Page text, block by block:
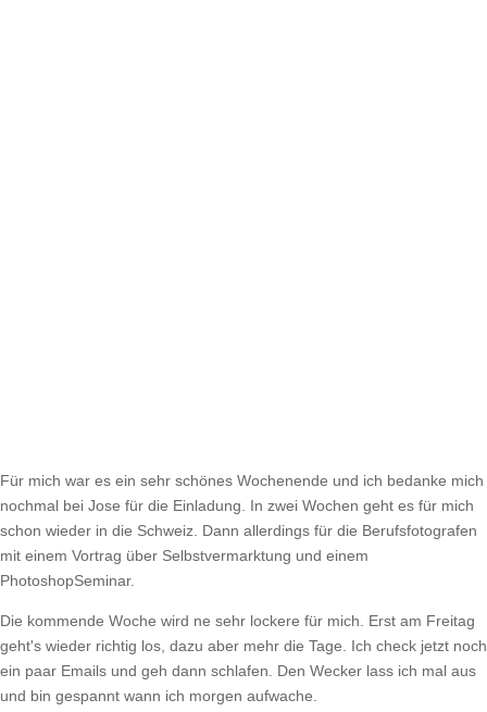
Für mich war es ein sehr schönes Wochenende und ich bedanke mich
nochmal bei Jose für die Einladung. In zwei Wochen geht es für mich
schon wieder in die Schweiz. Dann allerdings für die Berufsfotografen
mit einem Vortrag über Selbstvermarktung und einem
PhotoshopSeminar.
Die kommende Woche wird ne sehr lockere für mich. Erst am Freitag
geht's wieder richtig los, dazu aber mehr die Tage. Ich check jetzt noch
ein paar Emails und geh dann schlafen. Den Wecker lass ich mal aus
und bin gespannt wann ich morgen aufwache.